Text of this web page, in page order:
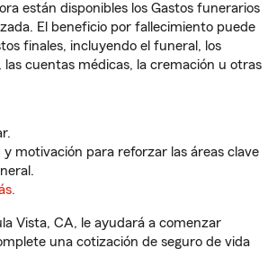
están disponibles los Gastos funerarios
El beneficio por fallecimiento puede
finales, incluyendo el funeral, los
cuentas médicas, la cremación u otras
y motivación para reforzar las áreas clave
Vista, CA, le ayudará a comenzar
una cotización de seguro de vida